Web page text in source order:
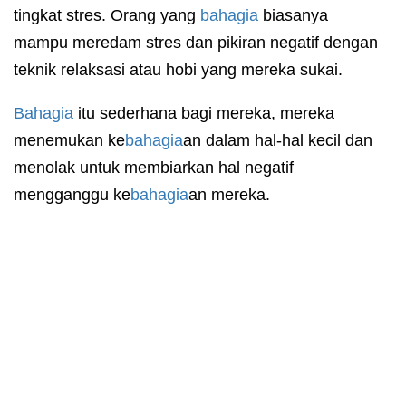
tingkat stres. Orang yang bahagia biasanya
mampu meredam stres dan pikiran negatif dengan
teknik relaksasi atau hobi yang mereka sukai.
Bahagia itu sederhana bagi mereka, mereka
menemukan kebahagiaan dalam hal-hal kecil dan
menolak untuk membiarkan hal negatif
mengganggu kebahagiaan mereka.